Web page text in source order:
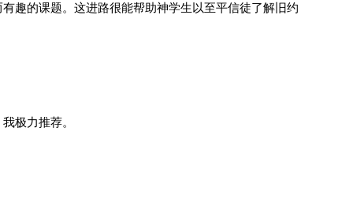
趣的课题。这进路很能帮助神学生以至平信徒了解旧约
极力推荐。